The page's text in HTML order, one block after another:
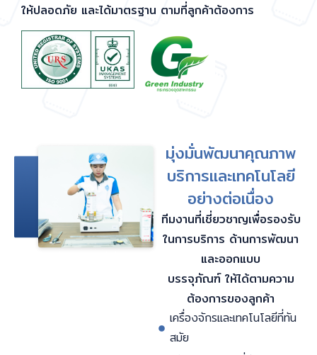
ให้ปลอดภัย และได้มาตรฐาน ตามที่ลูกค้าต้องการ
มุ่งมั่นพัฒนาคุณภาพ
บริการและเทคโนโลยี
อย่างต่อเนื่อง
ทีมงานที่เชี่ยวชาญเพื่อรองรับ
ในการบริการ ด้านการพัฒนา
และออกแบบ
บรรจุภัณฑ์ ให้ได้ตามความ
ต้องการของลูกค้า
เครื่องจักรและเทคโนโลยีที่ทัน
สมัย